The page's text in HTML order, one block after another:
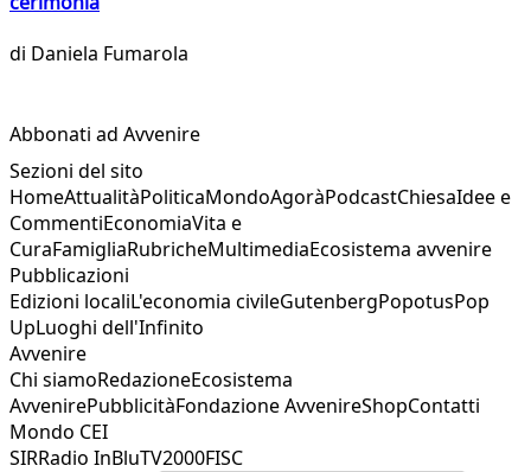
di Daniela Fumarola
Abbonati ad Avvenire
Sezioni del sito
HomeAttualitàPoliticaMondoAgoràPodcastChiesaIdee e
CommentiEconomiaVita e
CuraFamigliaRubricheMultimediaEcosistema avvenire
Pubblicazioni
Edizioni localiL'economia civileGutenbergPopotusPop
UpLuoghi dell'Infinito
Avvenire
Chi siamoRedazioneEcosistema
AvvenirePubblicitàFondazione AvvenireShopContatti
Mondo CEI
SIRRadio InBluTV2000FISC